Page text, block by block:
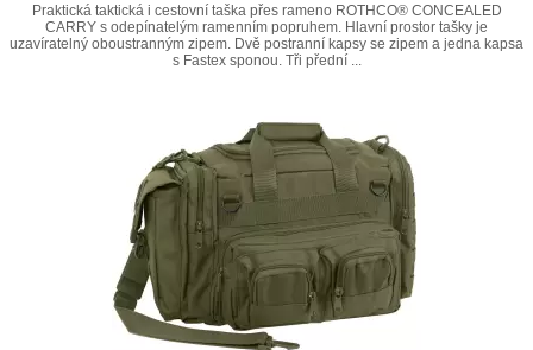
Praktická taktická i cestovní taška přes rameno ROTHCO® CONCEALED
CARRY s odepínatelým ramenním popruhem. Hlavní prostor tašky je
uzavíratelný oboustranným zipem. Dvě postranní kapsy se zipem a jedna kapsa
s Fastex sponou. Tři přední ...